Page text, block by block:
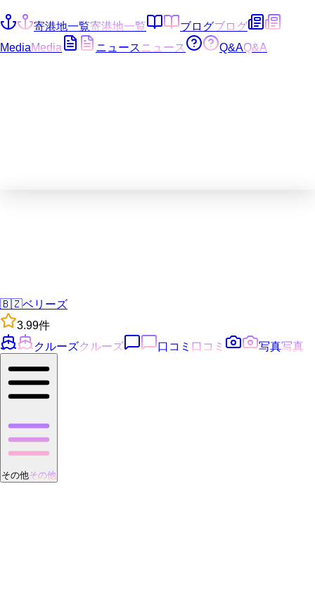
寄港地一覧寄港地一覧 ブログブログ
MediaMedia ニュース ニュース Q&AQ&A
🇧🇿ベリーズ
3.99件
クルーズクルーズ 口コミ 口コミ 写真写真
その他その他